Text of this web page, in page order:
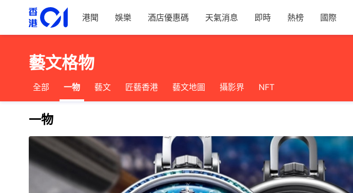
港聞 娛樂 酒店優惠碼 天氣消息 即時 熱榜 國際
藝文格物
全部 一物 藝文 匠藝香港 藝文地圖 攝影界 NFT
一物